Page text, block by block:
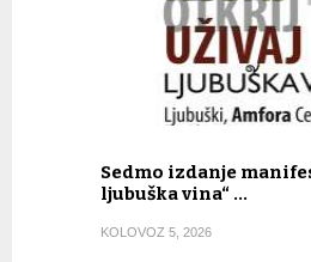
Sedmo izdanje
ljubuška vina“ …
KOLOVOZ 5, 2026